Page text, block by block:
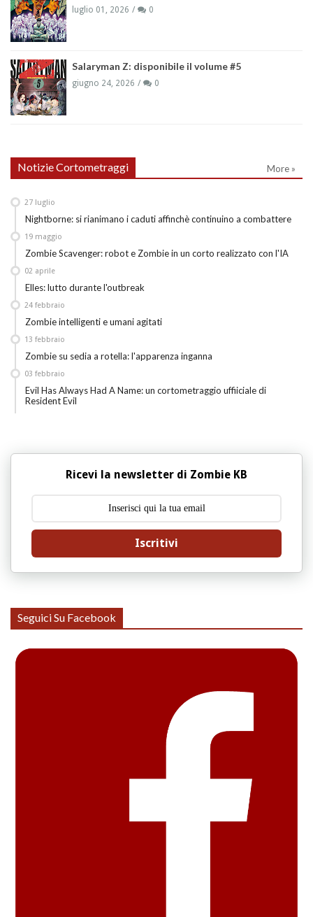
luglio 01, 2026 0
Salaryman Z: disponibile il volume #5
giugno 24, 2026 0
Notizie Cortometraggi More »
Nightborne: si rianimano i caduti affinchè continuino a combattere
27 luglio
Zombie Scavenger: robot e Zombie in un corto realizzato con l'IA
19 maggio
Elles: lutto durante l'outbreak
02 aprile
Zombie intelligenti e umani agitati
24 febbraio
Zombie su sedia a rotella: l'apparenza inganna
13 febbraio
Evil Has Always Had A Name: un cortometraggio uffiiciale di
Resident Evil
03 febbraio
Ricevi la newsletter di Zombie KB
Iscritivi
Seguici Su Facebook